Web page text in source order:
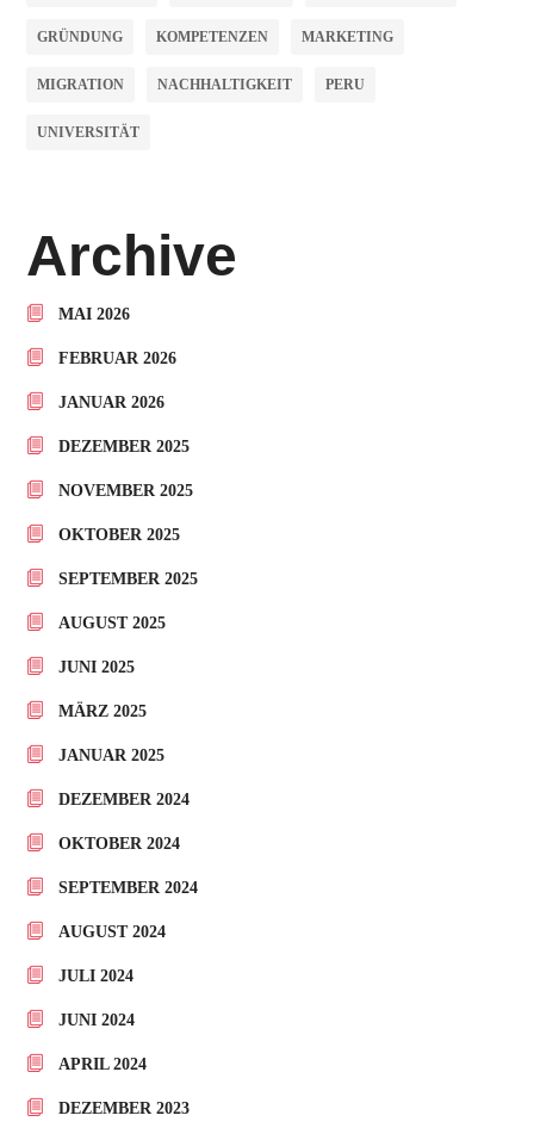
GRÜNDUNG KOMPETENZEN MARKETING
MIGRATION NACHHALTIGKEIT PERU
UNIVERSITÄT
Archive
MAI 2026
FEBRUAR 2026
JANUAR 2026
DEZEMBER 2025
NOVEMBER 2025
OKTOBER 2025
SEPTEMBER 2025
AUGUST 2025
JUNI 2025
MÄRZ 2025
JANUAR 2025
DEZEMBER 2024
OKTOBER 2024
SEPTEMBER 2024
AUGUST 2024
JULI 2024
JUNI 2024
APRIL 2024
DEZEMBER 2023